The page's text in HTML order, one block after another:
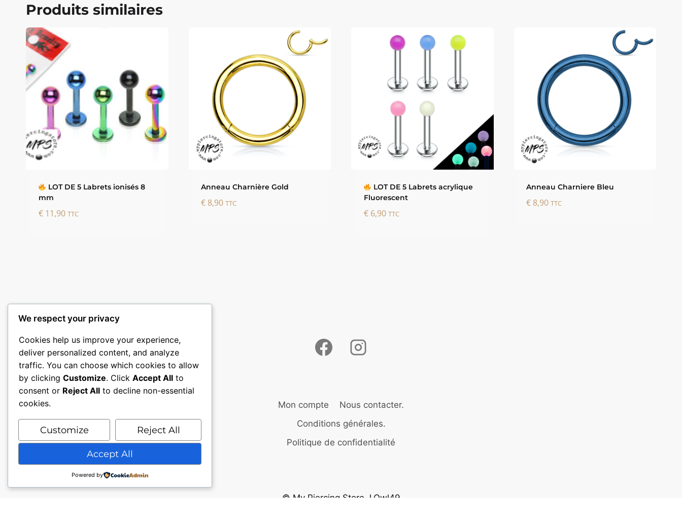
Produits similaires
LOT DE 5 Labrets ionisés 8
mm
€11,90 TTC
Anneau Charnière Gold
€ 8,90 TTC
LOT DE 5 Labrets acrylique
Fluorescent
€6,90 TTC
Anneau Charniere Bleu
€ 8,90 TTC
Mon compte
Nous contacter.
Conditions générales.
Politique de confidentialité
© My Piercing Store J.Owl49
We respect your privacy
Cookies help us improve your experience,
deliver personalized content, and analyze
traffic. You can choose which cookies to allow
by clicking Customize. Click Accept All to
consent or Reject All to decline non-essential
cookies.
Customize Reject All
Accept All
Powered by